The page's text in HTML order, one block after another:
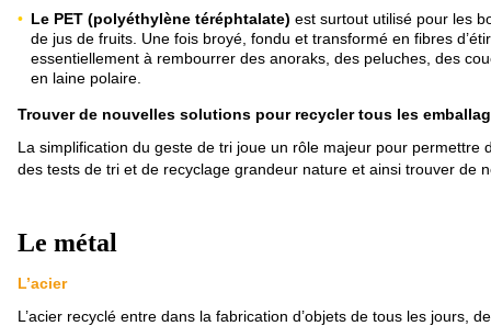
Le PET (polyéthylène téréphtalate) est surtout utilisé pour les
de jus de fruits. Une fois broyé, fondu et transformé en fibres
essentiellement à rembourrer des anoraks, des peluches, des
en laine polaire.
Trouver de nouvelles solutions pour recycler tous les
La simplification du geste de tri joue un rôle majeur pour permettre
des tests de tri et de recyclage grandeur nature et ainsi trouver de
Le métal
L’acier
L’acier recyclé entre dans la fabrication d’objets de tous les jours,